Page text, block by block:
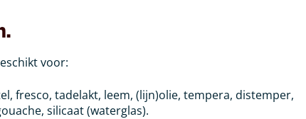
voor:
fresco, tadelakt, leem, (lijn)olie, tempera, distemper,
silicaat (waterglas).